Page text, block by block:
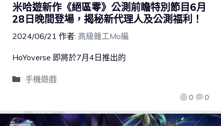
米哈遊新作《絕區零》公測前瞻特別節目6月
28日晚間登場，揭秘新代理人及公測福利！
2024/06/21 作者: 高級雜工Mo編
0 0
HoYoverse 即將於7月4日推出的
手機遊戲